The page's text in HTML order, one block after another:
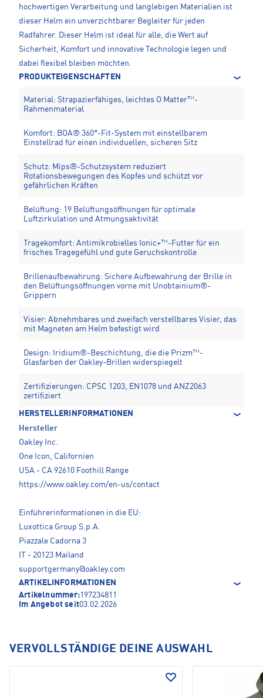
hochwertigen Verarbeitung und langlebigen Materialien ist
dieser Helm ein unverzichtbarer Begleiter für jeden
Radfahrer. Dieser Helm ist ideal für alle, die Wert auf
Sicherheit, Komfort und innovative Technologie legen und
dabei flexibel bleiben möchten.
PRODUKTEIGENSCHAFTEN
Material: Strapazierfähiges, leichtes O Matter™-
Rahmenmaterial
Komfort: BOA® 360°-Fit-System mit einstellbarem
Einstellrad für einen individuellen, sicheren Sitz
Schutz: Mips®-Schutzsystem reduziert
Rotationsbewegungen des Kopfes und schützt vor
gefährlichen Kräften
Belüftung: 19 Belüftungsöffnungen für optimale
Luftzirkulation und Atmungsaktivität
Tragekomfort: Antimikrobielles Ionic+™-Futter für ein
frisches Tragegefühl und gute Geruchskontrolle
Brillenaufbewahrung: Sichere Aufbewahrung der Brille in
den Belüftungsöffnungen vorne mit Unobtainium®-
Grippern
Visier: Abnehmbares und zweifach verstellbares Visier, das
mit Magneten am Helm befestigt wird
Design: Iridium®-Beschichtung, die die Prizm™-
Glasfarben der Oakley-Brillen widerspiegelt
Zertifizierungen: CPSC 1203, EN1078 und ANZ2063
zertifiziert
HERSTELLERINFORMATIONEN
Hersteller
Oakley Inc.
One Icon, Californien
USA - CA 92610 Foothill Range
https://www.oakley.com/en-us/contact
Einführerinformationen in die EU:
Luxottica Group S.p.A.
Piazzale Cadorna 3
IT - 20123 Mailand
supportgermany@oakley.com
ARTIKELINFORMATIONEN
Artikelnummer:197234811
Im Angebot seit03.02.2026
VERVOLLSTÄNDIGE DEINE AUSWAHL